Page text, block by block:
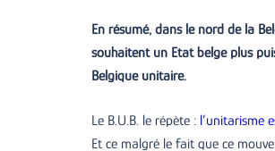
En résumé, dans le nord de la
souhaitent un Etat belge plus
Belgique unitaire.
Le B.U.B. le répète : l’unitarisme
Et ce malgré le fait que ce